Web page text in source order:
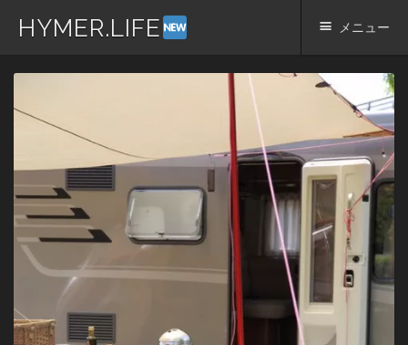
HYMER.LIFE メニュー
コ
テ
へ
ス
キ
プ